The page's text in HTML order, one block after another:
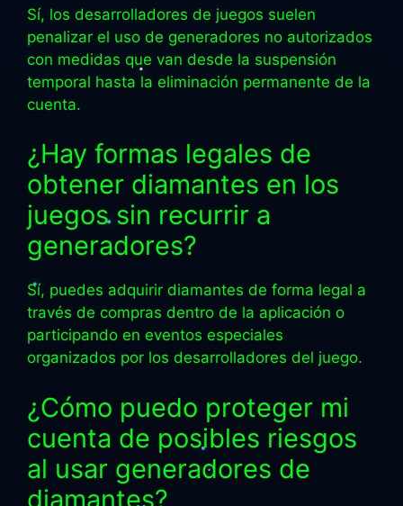
Sí, los desarrolladores de juegos suelen
penalizar el uso de generadores no autorizados
con medidas que van desde la suspensión
temporal hasta la eliminación permanente de la
cuenta.
¿Hay formas legales de
obtener diamantes en los
juegos sin recurrir a
generadores?
Sí, puedes adquirir diamantes de forma legal a
través de compras dentro de la aplicación o
participando en eventos especiales
organizados por los desarrolladores del juego.
¿Cómo puedo proteger mi
cuenta de posibles riesgos
al usar generadores de
diamantes?